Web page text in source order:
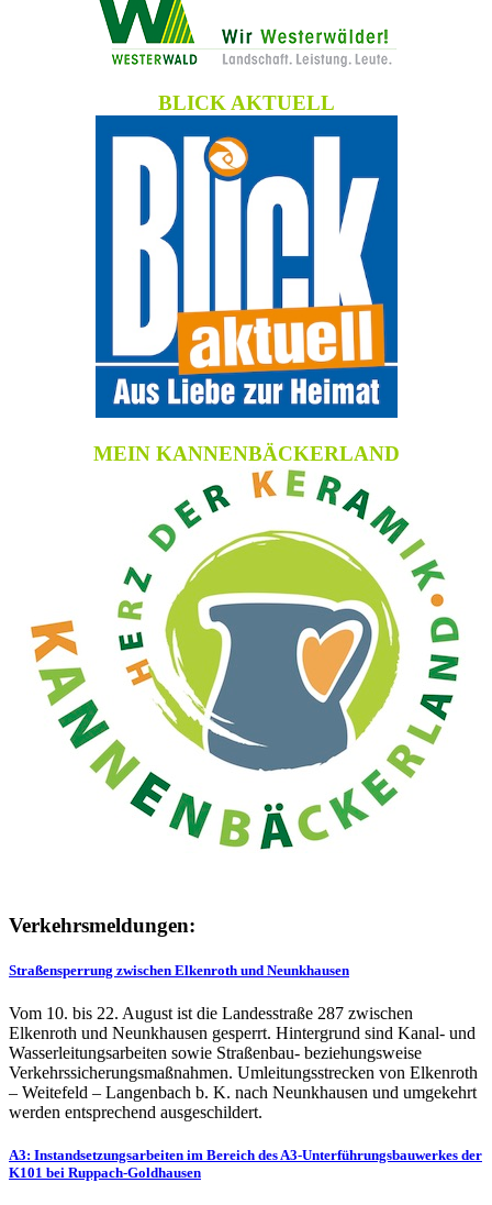
BLICK AKTUELL
MEIN KANNENBÄCKERLAND
Verkehrsmeldungen:
Straßensperrung zwischen Elkenroth und Neunkhausen
Vom 10. bis 22. August ist die Landesstraße 287 zwischen
Elkenroth und Neunkhausen gesperrt. Hintergrund sind Kanal- und
Wasserleitungsarbeiten sowie Straßenbau- beziehungsweise
Verkehrssicherungsmaßnahmen. Umleitungsstrecken von Elkenroth
– Weitefeld – Langenbach b. K. nach Neunkhausen und umgekehrt
werden entsprechend ausgeschildert.
A3: Instandsetzungsarbeiten im Bereich des A3-Unterführungsbauwerkes der
K101 bei Ruppach-Goldhausen